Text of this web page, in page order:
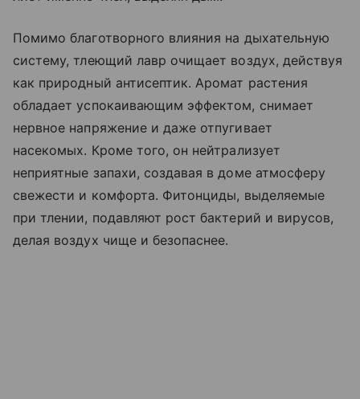
Помимо благотворного влияния на дыхательную
систему, тлеющий лавр очищает воздух, действуя
как природный антисептик. Аромат растения
обладает успокаивающим эффектом, снимает
нервное напряжение и даже отпугивает
насекомых. Кроме того, он нейтрализует
неприятные запахи, создавая в доме атмосферу
свежести и комфорта. Фитонциды, выделяемые
при тлении, подавляют рост бактерий и вирусов,
делая воздух чище и безопаснее.